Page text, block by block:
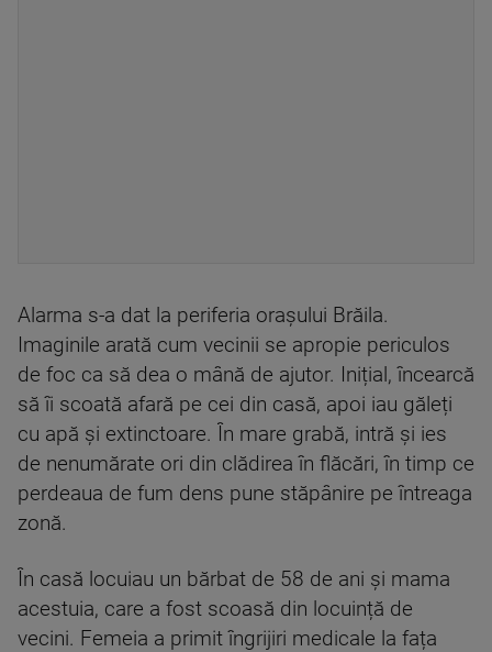
Alarma s-a dat la periferia orașului Brăila.
Imaginile arată cum vecinii se apropie periculos
de foc ca să dea o mână de ajutor. Inițial, încearcă
să îi scoată afară pe cei din casă, apoi iau găleți
cu apă și extinctoare. În mare grabă, intră și ies
de nenumărate ori din clădirea în flăcări, în timp ce
perdeaua de fum dens pune stăpânire pe întreaga
zonă.
În casă locuiau un bărbat de 58 de ani și mama
acestuia, care a fost scoasă din locuință de
vecini. Femeia a primit îngrijiri medicale la fața